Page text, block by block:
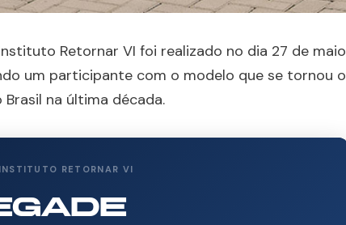
Retornar VI foi realizado no dia 27 de maio
um participante com o modelo que se tornou o
Brasil na última década.
RETORNAR VI